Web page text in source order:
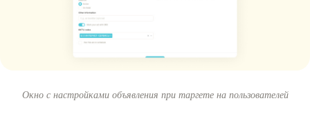
Окно с настройками объявления при таргете на пользователей